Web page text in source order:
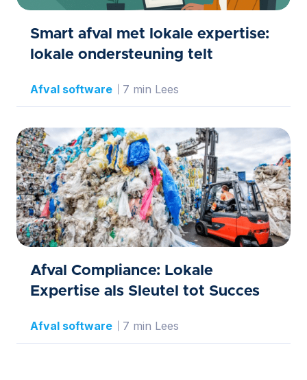
Smart afval met lokale expertise:
lokale ondersteuning telt
Afval software 7 min Lees
Afval Compliance: Lokale
Expertise als Sleutel tot Succes
Afval software 7 min Lees